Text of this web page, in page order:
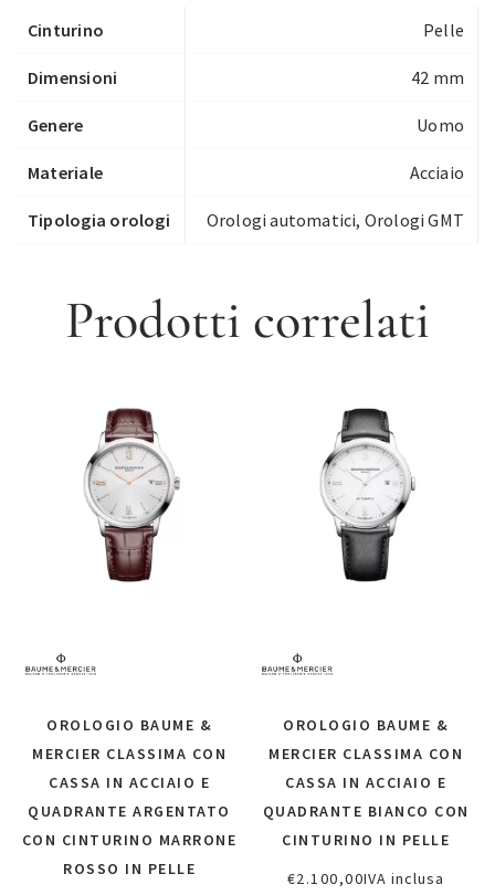
Cinturino Pelle
Dimensioni 42 mm
Genere Uomo
Materiale Acciaio
Tipologia orologi Orologi automatici, Orologi GMT
Prodotti correlati
OROLOGIO BAUME &
MERCIER CLASSIMA CON
CASSA IN ACCIAIO E
QUADRANTE ARGENTATO
CON CINTURINO MARRONE
ROSSO IN PELLE
OROLOGIO BAUME &
MERCIER CLASSIMA CON
CASSA IN ACCIAIO E
QUADRANTE BIANCO CON
CINTURINO IN PELLE
€2.100,00IVA inclusa